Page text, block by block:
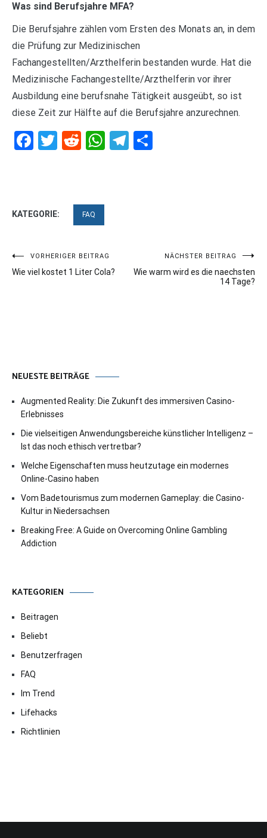
Was sind Berufsjahre MFA?
Die Berufsjahre zählen vom Ersten des Monats an, in dem
die Prüfung zur Medizinischen
Fachangestellten/Arzthelferin bestanden wurde. Hat die
Medizinische Fachangestellte/Arzthelferin vor ihrer
Ausbildung eine berufsnahe Tätigkeit ausgeübt, so ist
diese Zeit zur Hälfte auf die Berufsjahre anzurechnen.
Facebook
Twitter
RedditWhatsApp
Telegram
KATEGORIE: FAQ
Beitragsnavigation
VORHERIGER BEITRAG
Wie viel kostet 1 Liter Cola?
NÄCHSTER BEITRAG
Wie warm wird es die naechsten
14 Tage?
NEUESTE BEITRÄGE
Augmented Reality: Die Zukunft des immersiven Casino-
Erlebnisses
Die vielseitigen Anwendungsbereiche künstlicher Intelligenz –
Ist das noch ethisch vertretbar?
Welche Eigenschaften muss heutzutage ein modernes
Online-Casino haben
Vom Badetourismus zum modernen Gameplay: die Casino-
Kultur in Niedersachsen
Breaking Free: A Guide on Overcoming Online Gambling
Addiction
KATEGORIEN
Beitragen
Beliebt
Benutzerfragen
FAQ
Im Trend
Lifehacks
Richtlinien